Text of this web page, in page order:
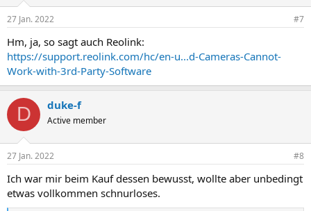
e
:
27 Jan. 2022 #7
Hm, ja, so sagt auch Reolink:
https://support.reolink.com/hc/en-u...d-Cameras-Cannot-
Work-with-3rd-Party-Software
D duke-f
Active member
27 Jan. 2022 #8
Ich war mir beim Kauf dessen bewusst, wollte aber unbedingt
etwas vollkommen schnurloses.